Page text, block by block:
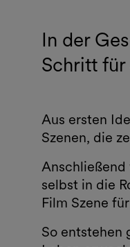
In der
Schritt für
Aus ersten
Szenen, die
selbst in die
Film Szene
So entstehen